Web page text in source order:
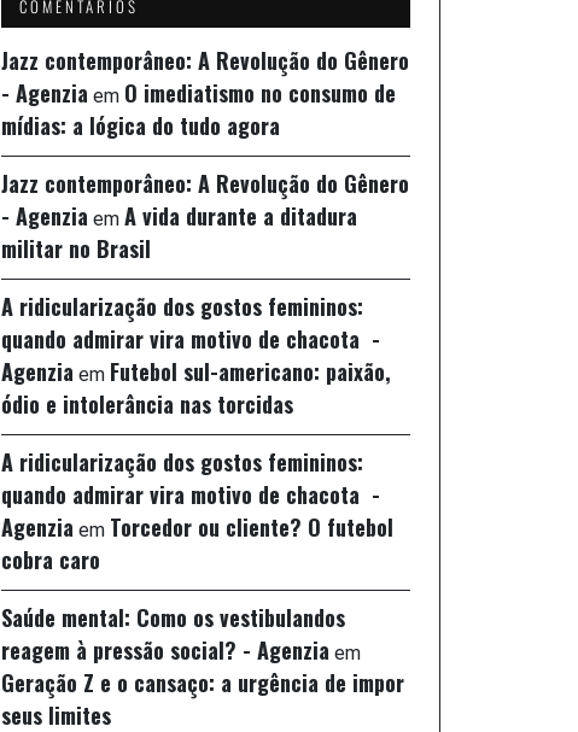
COMENTÁRIOS
Jazz contemporâneo: A Revolução do Gênero
- Agenzia em O imediatismo no consumo de
mídias: a lógica do tudo agora
Jazz contemporâneo: A Revolução do Gênero
- Agenzia em A vida durante a ditadura
militar no Brasil
A ridicularização dos gostos femininos:
quando admirar vira motivo de chacota -
Agenzia em Futebol sul-americano: paixão,
ódio e intolerância nas torcidas
A ridicularização dos gostos femininos:
quando admirar vira motivo de chacota -
Agenzia em Torcedor ou cliente? O futebol
cobra caro
Saúde mental: Como os vestibulandos
reagem à pressão social? - Agenzia em
Geração Z e o cansaço: a urgência de impor
seus limites